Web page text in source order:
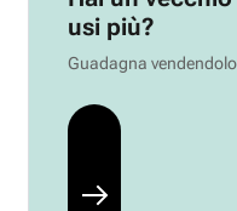
usi più?
Guadagna